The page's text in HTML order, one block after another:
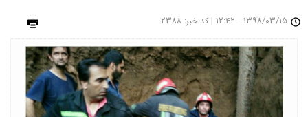
| کد خبر: ۲۳۸۸